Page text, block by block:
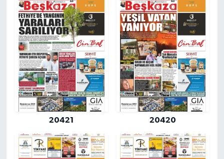
20421 20420